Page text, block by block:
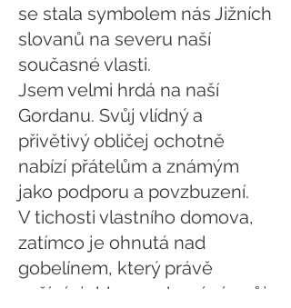
se stala symbolem nás Jižních
slovanů na severu naší
současné vlasti.
Jsem velmi hrdá na naší
Gordanu. Svůj vlídný a
přivětivý obličej ochotně
nabízí přátelům a známým
jako podporu a povzbuzení.
V tichosti vlastního domova,
zatímco je ohnutá nad
gobelínem, který právě
vyšívá, jehlou zachovává svůj